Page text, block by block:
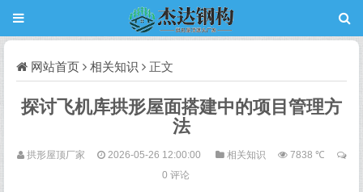
网站首页 相关知识 正文
探讨飞机库拱形屋面搭建中的项目管理方
法
拱形屋顶厂家 2026-05-26 12:00:00 相关知识
7838 ℃
0 评论